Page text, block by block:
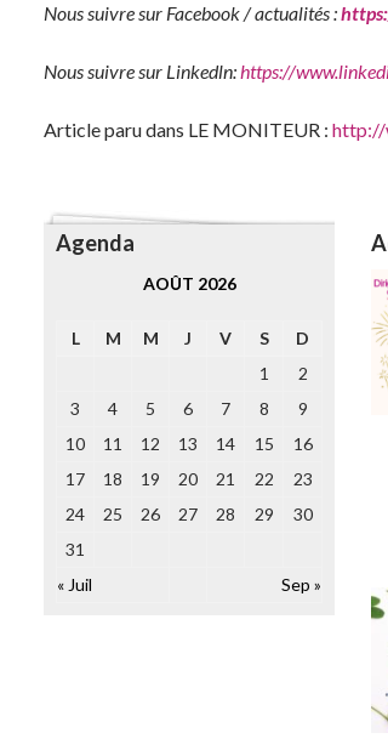
Nous suivre sur Facebook / actualités :
Nous suivre sur Linkedln:https://
Article paru dans LE MONITEUR : http://
Agenda
AOÛT 2026
L M M J V S
D
1
2
3
4 5 6 7 8
9
10
11 12 13 14 15
16
17
18 19 20 21 22
23
24
25 26 27 28 29
30
31
« Juil
Sep »